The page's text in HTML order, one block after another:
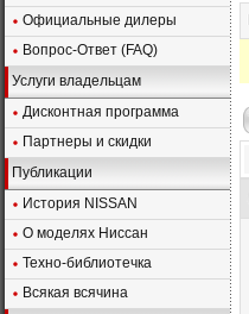
Официальные дилеры
Вопрос-Ответ (FAQ)
Услуги владельцам
Дисконтная программа
Партнеры и скидки
Публикации
История NISSAN
О моделях Ниссан
Техно-библиотечка
Всякая всячина